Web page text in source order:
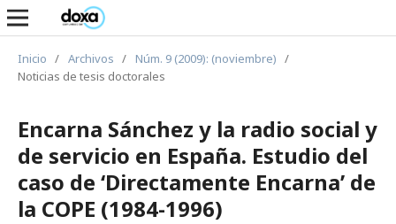
Inicio / Archivos / Núm. 9 (2009): (noviembre) /
Noticias de tesis doctorales
Encarna Sánchez y la radio social y
de servicio en España. Estudio del
caso de ‘Directamente Encarna’ de
la COPE (1984-1996)